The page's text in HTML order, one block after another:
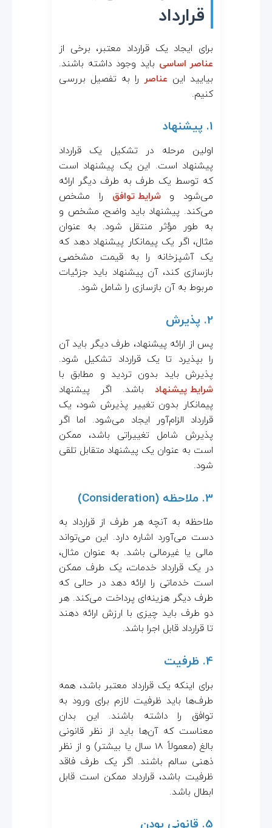
قرارداد
برای ایجاد یک قرارداد معتبر، برخی از
عناصر اساسی باید وجود داشته باشند.
بیایید این عناصر را به تفصیل بررسی
کنیم.
1. پیشنهاد
اولین مرحله در تشکیل یک قرارداد
پیشنهاد است. این یک پیشنهاد است
که توسط یک طرف به طرف دیگر ارائه
می‌شود وشرایط توافق را مشخص
می‌کند. پیشنهاد باید واضح، مشخص و
به طور مؤثر منتقل شود. به عنوان
مثال، اگر یک پیمانکار پیشنهاد دهد که
یک آشپزخانه را به قیمت مشخصی
بازسازی کند، آن پیشنهاد باید جزئیات
مربوط به آن بازسازی را شامل شود.
2. پذیرش
پس از ارائه پیشنهاد، طرف دیگر باید آن
را بپذیرد تا یک قرارداد تشکیل شود.
پذیرش باید بدون تردید و مطابق با
شرایط پیشنهاد باشد. اگر پیشنهاد
پیمانکار بدون تغییر پذیرش شود، یک
قرارداد الزام‌آور ایجاد می‌شود. اما اگر
پذیرش شامل تغییراتی باشد، ممکن
است به عنوان یک پیشنهاد متقابل تلقی
شود.
3. ملاحظه (Consideration)
ملاحظه به آنچه هر طرف از قرارداد به
دست می‌آورد اشاره دارد. این می‌تواند
مالی یا غیرمالی باشد. به عنوان مثال،
در یک قرارداد خدمات، یک طرف ممکن
است خدماتی را ارائه دهد در حالی که
طرف دیگر هزینه‌ای پرداخت می‌کند. هر
دو طرف باید چیزی با ارزش ارائه دهند
تا قرارداد قابل اجرا باشد.
4. ظرفیت
برای اینکه یک قرارداد معتبر باشد، همه
طرف‌ها باید ظرفیت لازم برای ورود به
توافق را داشته باشند. این بدان
معناست که آن‌ها باید از نظر قانونی
بالغ (معمولاً 18 سال یا بیشتر) و از نظر
ذهنی سالم باشند. اگر یک طرف فاقد
ظرفیت باشد، قرارداد ممکن است قابل
ابطال باشد.